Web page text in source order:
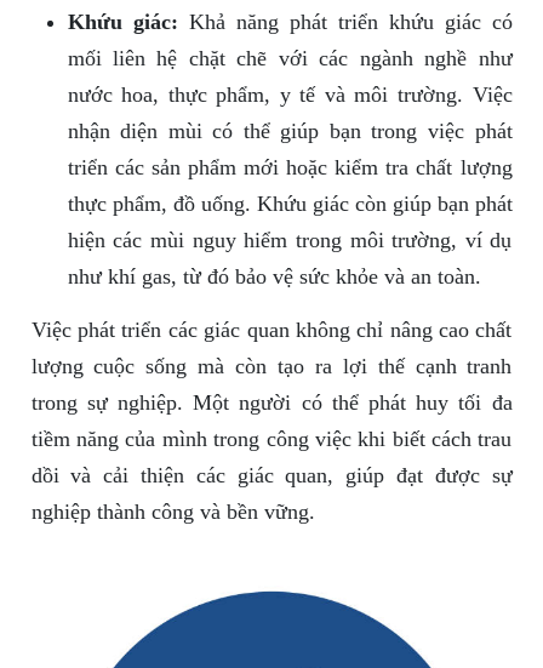
Khứu giác: Khả năng phát triển khứu giác có
mối liên hệ chặt chẽ với các ngành nghề như
nước hoa, thực phẩm, y tế và môi trường. Việc
nhận diện mùi có thể giúp bạn trong việc phát
triển các sản phẩm mới hoặc kiểm tra chất lượng
thực phẩm, đồ uống. Khứu giác còn giúp bạn phát
hiện các mùi nguy hiểm trong môi trường, ví dụ
như khí gas, từ đó bảo vệ sức khỏe và an toàn.
Việc phát triển các giác quan không chỉ nâng cao chất
lượng cuộc sống mà còn tạo ra lợi thế cạnh tranh
trong sự nghiệp. Một người có thể phát huy tối đa
tiềm năng của mình trong công việc khi biết cách trau
dồi và cải thiện các giác quan, giúp đạt được sự
nghiệp thành công và bền vững.